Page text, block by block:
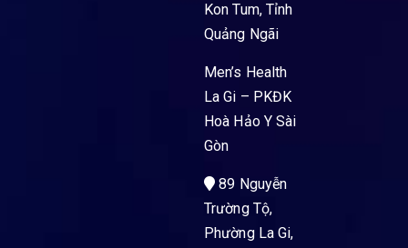
Kon Tum, Tỉnh
Quảng Ngãi
Men’s Health
La Gi – PKĐK
Hoà Hảo Y Sài
Gòn
89 Nguyễn
Trường Tộ,
Phường La Gi,